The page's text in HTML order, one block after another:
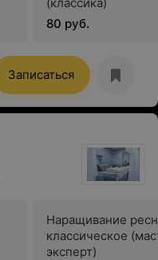
80 руб.
Записаться
Наращивание
классическое
эксперт)